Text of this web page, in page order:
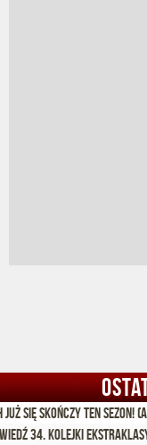
już się skończy ten sezon!
34. kolejki